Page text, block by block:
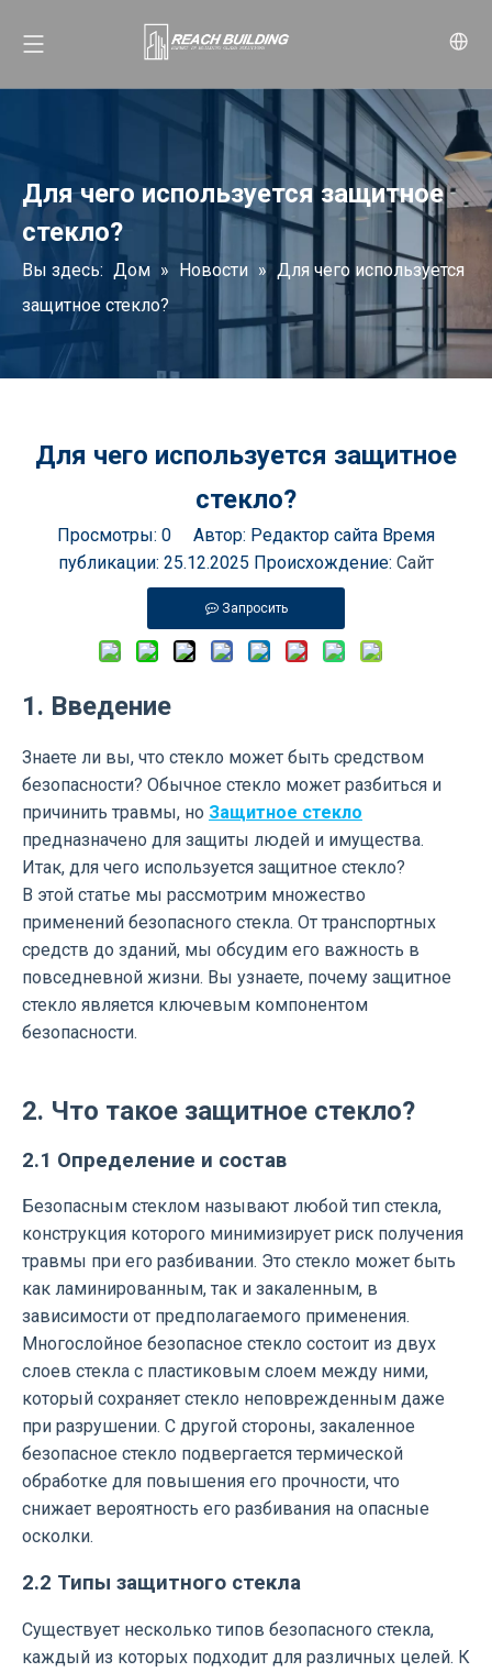
Для чего используется защитное
стекло?
Вы здесь: Дом » Новости » Для чего используется
защитное стекло?
Для чего используется защитное
стекло?
Просмотры: 0 Автор: Редактор сайта Время
публикации: 25.12.2025 Происхождение: Сайт
Запросить
1. Введение
Знаете ли вы, что стекло может быть средством
безопасности? Обычное стекло может разбиться и
причинить травмы, но Защитное стекло
предназначено для защиты людей и имущества.
Итак, для чего используется защитное стекло?
В этой статье мы рассмотрим множество
применений безопасного стекла. От транспортных
средств до зданий, мы обсудим его важность в
повседневной жизни. Вы узнаете, почему защитное
стекло является ключевым компонентом
безопасности.
2. Что такое защитное стекло?
2.1 Определение и состав
Безопасным стеклом называют любой тип стекла,
конструкция которого минимизирует риск получения
травмы при его разбивании. Это стекло может быть
как ламинированным, так и закаленным, в
зависимости от предполагаемого применения.
Многослойное безопасное стекло состоит из двух
слоев стекла с пластиковым слоем между ними,
который сохраняет стекло неповрежденным даже
при разрушении. С другой стороны, закаленное
безопасное стекло подвергается термической
обработке для повышения его прочности, что
снижает вероятность его разбивания на опасные
осколки.
2.2 Типы защитного стекла
Существует несколько типов безопасного стекла,
каждый из которых подходит для различных целей. К